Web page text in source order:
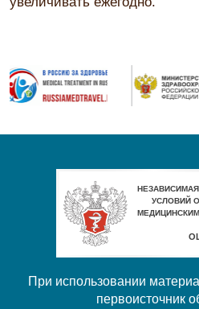
При использовании
первоисточник